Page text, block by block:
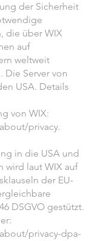
der Sicherheit
die über WIX
auf
weltweit
Die Server von
USA. Details
von WIX:
privacy.
in die USA und
wird laut WIX auf
der EU-
DSGVO gestützt.
privacy-dpa-